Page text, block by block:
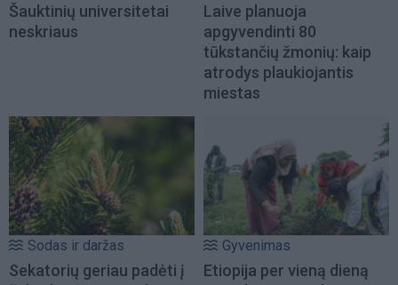
Šauktinių universitetai
neskriaus
Laive planuoja
apgyvendinti 80
tūkstančių žmonių: kaip
atrodys plaukiojantis
miestas
Sodas ir daržas
Sekatorių geriau padėti į
Gyvenimas
Etiopija per vieną dieną